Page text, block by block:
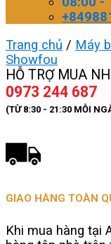
Trang chủ / Máy
Showfou
HỖ TRỢ MUA
0973 244 687
(TỪ 8:30 - 21:30 MỖI
GIAO HÀNG TOÀN
Khi mua hàng tại